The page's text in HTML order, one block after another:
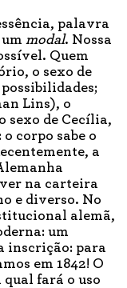
palavra
modal. Nossa
Quem
o sexo de
Lins), o
sexo de Cecília,
corpo sabe o
a
na carteira
e diverso. No
alemã,
um
inscrição: para
em 1842! O
qual fará o uso